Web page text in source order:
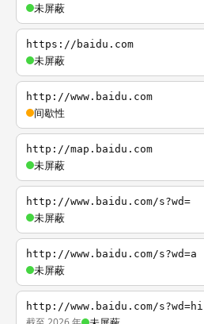
未屏蔽
https://baidu.com
未屏蔽
http://www.baidu.com
间歇性
http://map.baidu.com
未屏蔽
http://www.baidu.com/s?wd=
未屏蔽
http://www.baidu.com/s?wd=a
未屏蔽
http://www.baidu.com/s?wd=hi